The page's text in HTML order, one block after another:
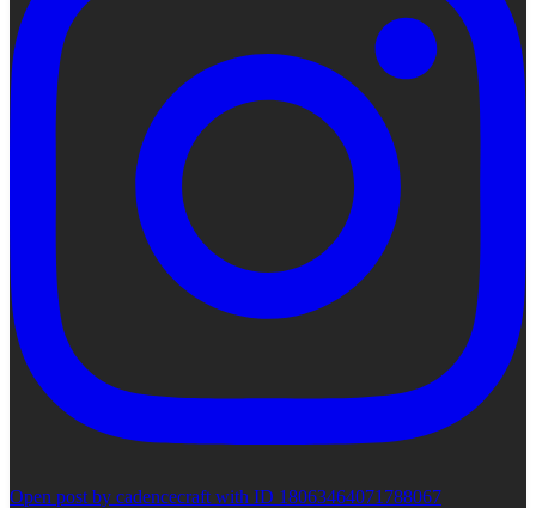
Open post by cadencecraft with ID 18063464071788067